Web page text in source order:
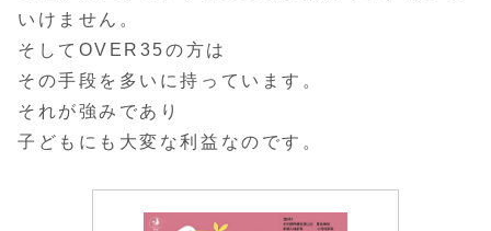
いけません。
そしてOVER35の方は
その手段を多いに持っています。
それが強みであり
子どもにも大変な利益なのです。